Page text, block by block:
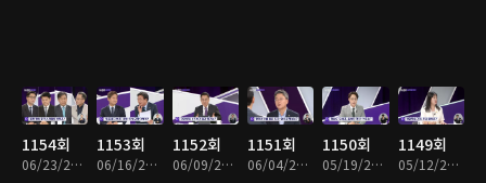
1154회
06/23/2026 • 1시간 15분
1153회
06/16/2026 • 1시간 14분
1152회
06/09/2026 • 1시간 14분
1151회
06/04/2026 • 58분
1150회
05/19/2026 • 1시간 14분
1149회
05/12/2026 • 1시간 16분